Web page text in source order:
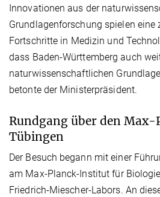
Innovationen aus der
Grundlagenforschung spielen eine
Fortschritte in Medizin und
dass Baden-Württemberg auch
naturwissenschaftlichen
betonte der Ministerpräsident.
Rundgang über den Max-
Tübingen
Der Besuch begann mit einer
am Max-Planck-Institut für
Friedrich-Miescher-Labors. An